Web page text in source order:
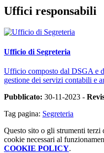
Uffici responsabili
Ufficio di Segreteria
Ufficio composto dal DSGA e
gestione dei servizi contabili e
Pubblicato: 30-11-2023 -
Tag pagina: Segreteria
Questo sito o gli strumenti
cookie necessari al
COOKIE POLICY.